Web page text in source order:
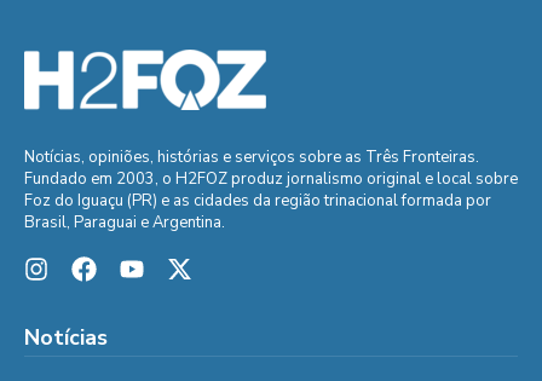
Notícias, opiniões, histórias e serviços sobre as Três Fronteiras.
Fundado em 2003, o H2FOZ produz jornalismo original e local sobre
Foz do Iguaçu (PR) e as cidades da região trinacional formada por
Brasil, Paraguai e Argentina.
Notícias